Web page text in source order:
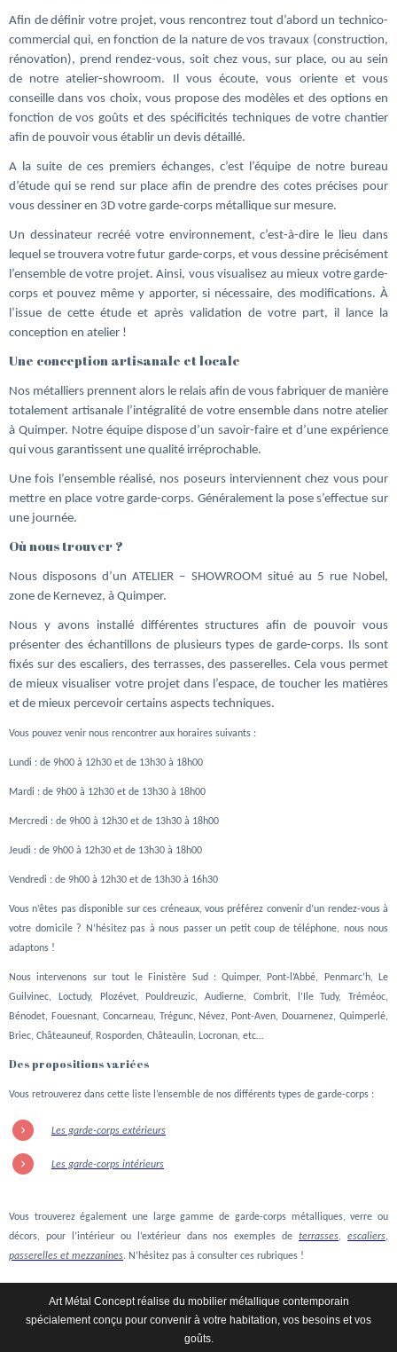
Afin de définir votre projet, vous rencontrez tout d’abord un technico-
commercial qui, en fonction de la nature de vos travaux (construction,
rénovation), prend rendez-vous, soit chez vous, sur place, ou au sein
de notre atelier-showroom. Il vous écoute, vous oriente et vous
conseille dans vos choix, vous propose des modèles et des options en
fonction de vos goûts et des spécificités techniques de votre chantier
afin de pouvoir vous établir un devis détaillé.
A la suite de ces premiers échanges, c’est l’équipe de notre bureau
d’étude qui se rend sur place afin de prendre des cotes précises pour
vous dessiner en 3D votre garde-corps métallique sur mesure.
Un dessinateur recréé votre environnement, c’est-à-dire le lieu dans
lequel se trouvera votre futur garde-corps, et vous dessine précisément
l’ensemble de votre projet. Ainsi, vous visualisez au mieux votre garde-
corps et pouvez même y apporter, si nécessaire, des modifications. À
l’issue de cette étude et après validation de votre part, il lance la
conception en atelier !
Une conception artisanale et locale
Nos métalliers prennent alors le relais afin de vous fabriquer de manière
totalement artisanale l’intégralité de votre ensemble dans notre atelier
à Quimper. Notre équipe dispose d’un savoir-faire et d’une expérience
qui vous garantissent une qualité irréprochable.
Une fois l’ensemble réalisé, nos poseurs interviennent chez vous pour
mettre en place votre garde-corps. Généralement la pose s’effectue sur
une journée.
Où nous trouver ?
Nous disposons d’un ATELIER – SHOWROOM situé au 5 rue Nobel,
zone de Kernevez, à Quimper.
Nous y avons installé différentes structures afin de pouvoir vous
présenter des échantillons de plusieurs types de garde-corps. Ils sont
fixés sur des escaliers, des terrasses, des passerelles. Cela vous permet
de mieux visualiser votre projet dans l’espace, de toucher les matières
et de mieux percevoir certains aspects techniques.
Vous pouvez venir nous rencontrer aux horaires suivants :
Lundi : de 9h00 à 12h30 et de 13h30 à 18h00
Mardi : de 9h00 à 12h30 et de 13h30 à 18h00
Mercredi : de 9h00 à 12h30 et de 13h30 à 18h00
Jeudi : de 9h00 à 12h30 et de 13h30 à 18h00
Vendredi : de 9h00 à 12h30 et de 13h30 à 16h30
Vous n’êtes pas disponible sur ces créneaux, vous préférez convenir d’un rendez-vous à
votre domicile ? N’hésitez pas à nous passer un petit coup de téléphone, nous nous
adaptons !
Nous intervenons sur tout le Finistère Sud : Quimper, Pont-l’Abbé, Penmarc’h, Le
Guilvinec, Loctudy, Plozévet, Pouldreuzic, Audierne, Combrit, l’Ile Tudy, Tréméoc,
Bénodet, Fouesnant, Concarneau, Trégunc, Névez, Pont-Aven, Douarnenez, Quimperlé,
Briec, Châteauneuf, Rosporden, Châteaulin, Locronan, etc…
Des propositions variées
Vous retrouverez dans cette liste l’ensemble de nos différents types de garde-corps :
Les garde-corps extérieurs
Les garde-corps intérieurs
Vous trouverez également une large gamme de garde-corps métalliques, verre ou
décors, pour l’intérieur ou l’extérieur dans nos exemples deterrasses,escaliers,
passerelles et mezzanines. N’hésitez pas à consulter ces rubriques !
Art Métal Concept réalise du mobilier métallique contemporain
spécialement conçu pour convenir à votre habitation, vos besoins et vos
goûts.